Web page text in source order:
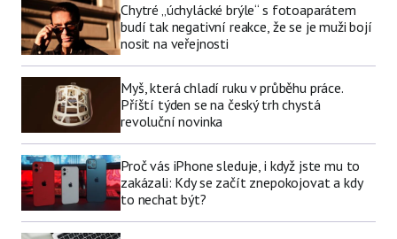
Chytré „úchylácké brýle“ s fotoaparátem
budí tak negativní reakce, že se je muži bojí
nosit na veřejnosti
Myš, která chladí ruku v průběhu práce.
Příští týden se na český trh chystá
revoluční novinka
Proč vás iPhone sleduje, i když jste mu to
zakázali: Kdy se začít znepokojovat a kdy
to nechat být?